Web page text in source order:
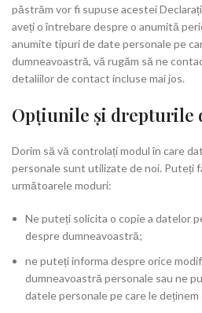
păstrăm vor fi supuse acestei
aveți o întrebare despre o anumită
anumite tipuri de date personale pe
dumneavoastră, vă rugăm să ne
detaliilor de contact incluse mai jos.
Opțiunile și drepturile
Dorim să vă controlați modul în care
personale sunt utilizate de noi. Puteți
următoarele moduri:
Ne puteți solicita o copie a datelor
despre dumneavoastră;
ne puteți informa despre orice
dumneavoastră personale sau ne
datele personale pe care le